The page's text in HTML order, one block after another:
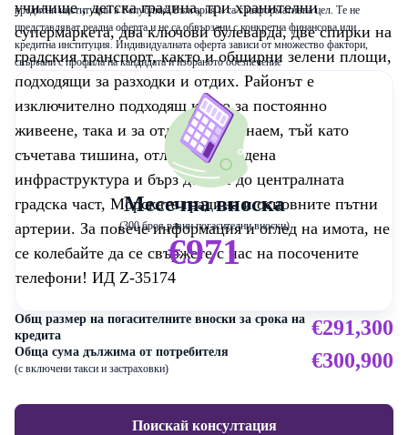
училище , детска градина, три хранителни
супермаркета, два ключови булеварда, две спирки на
градския транспорт, както и обширни зелени площи,
подходящи за разходки и отдих. Районът е
изключително подходящ както за постоянно
живеене, така и за отдаване под наем, тъй като
съчетава тишина, отлично изградена
инфраструктура и бърз достъп до централната
градска част, Морската градина и основните пътни
артерии. За повече информация и оглед на имота, не
се колебайте да се свържете с нас на посочените
телефони! ИД Z-35174
кредитни институции в Република България и са с информативна цел. Те не
представляват реална оферта и не са обвързани с конкретна финансова или
кредитна институция. Индивидуалната оферта зависи от множество фактори,
свързани с профила на кандидата и избраното обезпечение
Месечна вноска
(300 броя равни погасителни вноски)
€971
Общ размер на погасителните вноски за срока на
кредита
€291,300
Обща сума дължима от потребителя
(с включени такси и застраховки) €300,900
Поискай консултация